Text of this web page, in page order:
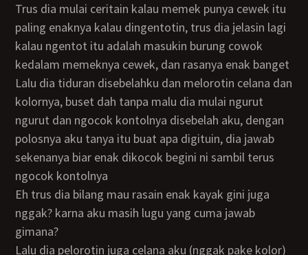
Trus dia mulai ceritain kalau memek punya cewek itu
paling enaknya kalau dingentotin, trus dia jelasin lagi
kalau ngentot itu adalah masukin burung cowok
kedalam memeknya cewek, dan rasanya enak banget
Lalu dia tiduran disebelahku dan melorotin celana dan
kolornya, buset dah tanpa malu dia mulai ngurut
ngurut dan ngocok kontolnya disebelah aku, dengan
polosnya aku tanya itu buat apa digituin, dia jawab
sekenanya biar enak dikocok begini ni sambil terus
ngocok kontolnya
Eh trus dia bilang mau rasain enak kayak gini juga
nggak? karna aku masih lugu yang cuma jawab
gimana?
Lalu dia pelorotin juga celana aku (nggak pake kolor)